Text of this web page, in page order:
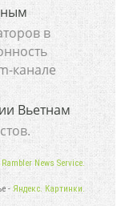
в
канале
Вьетнам
Rambler News Service.
-Яндекс. Картинки.